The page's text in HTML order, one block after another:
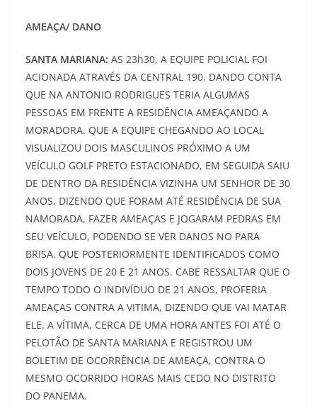
AMEAÇA/ DANO
SANTA MARIANA: AS 23h30, A EQUIPE POLICIAL FOI
ACIONADA ATRAVÉS DA CENTRAL 190, DANDO CONTA
QUE NA ANTONIO RODRIGUES TERIA ALGUMAS
PESSOAS EM FRENTE A RESIDÊNCIA AMEAÇANDO A
MORADORA. QUE A EQUIPE CHEGANDO AO LOCAL
VISUALIZOU DOIS MASCULINOS PRÓXIMO A UM
VEÍCULO GOLF PRETO ESTACIONADO, EM SEGUIDA SAIU
DE DENTRO DA RESIDÊNCIA VIZINHA UM SENHOR DE 30
ANOS, DIZENDO QUE FORAM ATÉ RESIDÊNCIA DE SUA
NAMORADA, FAZER AMEAÇAS E JOGARAM PEDRAS EM
SEU VEÍCULO, PODENDO SE VER DANOS NO PARA
BRISA. QUE POSTERIORMENTE IDENTIFICADOS COMO
DOIS JOVENS DE 20 E 21 ANOS. CABE RESSALTAR QUE O
TEMPO TODO O INDIVÍDUO DE 21 ANOS, PROFERIA
AMEAÇAS CONTRA A VITIMA, DIZENDO QUE VAI MATAR
ELE. A VÍTIMA, CERCA DE UMA HORA ANTES FOI ATÉ O
PELOTÃO DE SANTA MARIANA E REGISTROU UM
BOLETIM DE OCORRÊNCIA DE AMEAÇA, CONTRA O
MESMO OCORRIDO HORAS MAIS CEDO NO DISTRITO
DO PANEMA.